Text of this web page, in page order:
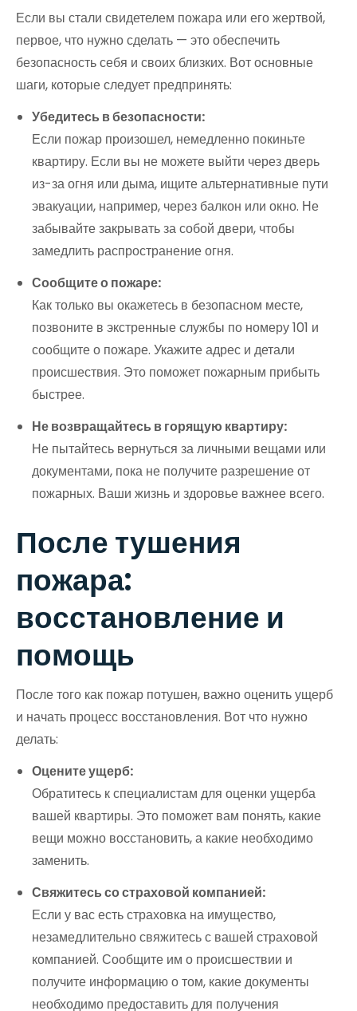
Если вы стали свидетелем пожара или его жертвой,
первое, что нужно сделать — это обеспечить
безопасность себя и своих близких. Вот основные
шаги, которые следует предпринять:
Убедитесь в безопасности:
Если пожар произошел, немедленно покиньте
квартиру. Если вы не можете выйти через дверь
из-за огня или дыма, ищите альтернативные пути
эвакуации, например, через балкон или окно. Не
забывайте закрывать за собой двери, чтобы
замедлить распространение огня.
Сообщите о пожаре:
Как только вы окажетесь в безопасном месте,
позвоните в экстренные службы по номеру 101 и
сообщите о пожаре. Укажите адрес и детали
происшествия. Это поможет пожарным прибыть
быстрее.
Не возвращайтесь в горящую квартиру:
Не пытайтесь вернуться за личными вещами или
документами, пока не получите разрешение от
пожарных. Ваши жизнь и здоровье важнее всего.
После тушения
пожара:
восстановление и
помощь
После того как пожар потушен, важно оценить ущерб
и начать процесс восстановления. Вот что нужно
делать:
Оцените ущерб:
Обратитесь к специалистам для оценки ущерба
вашей квартиры. Это поможет вам понять, какие
вещи можно восстановить, а какие необходимо
заменить.
Свяжитесь со страховой компанией:
Если у вас есть страховка на имущество,
незамедлительно свяжитесь с вашей страховой
компанией. Сообщите им о происшествии и
получите информацию о том, какие документы
необходимо предоставить для получения